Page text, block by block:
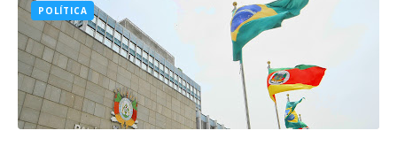
POLÍTICA